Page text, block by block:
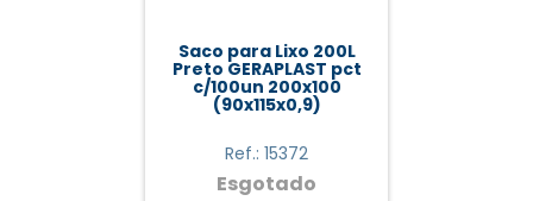
Saco para Lixo 200L
Preto GERAPLAST pct
c/100un 200x100
(90x115x0,9)
Ref.: 15372
Esgotado